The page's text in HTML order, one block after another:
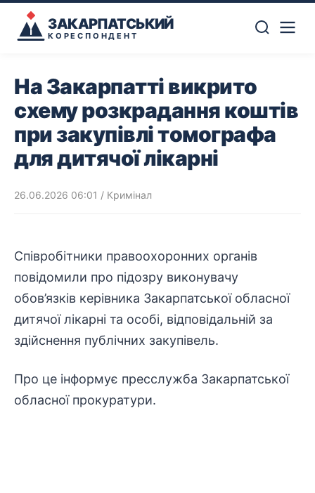
ЗАКАРПАТСЬКИЙ
КОРЕСПОНДЕНТ
На Закарпатті викрито
схему розкрадання коштів
при закупівлі томографа
для дитячої лікарні
26.06.2026 06:01 / Кримінал
Співробітники правоохоронних органів
повідомили про підозру виконувачу
обов’язків керівника Закарпатської обласної
дитячої лікарні та особі, відповідальній за
здійснення публічних закупівель.
Про це інформує пресслужба Закарпатської
обласної прокуратури.